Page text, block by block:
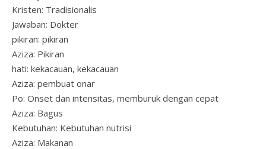
Kristen: Tradisionalis
Jawaban: Dokter
pikiran: pikiran
Aziza: Pikiran
hati: kekacauan, kekacauan
Aziza: pembuat onar
Po: Onset dan intensitas, memburuk dengan cepat
Aziza: Bagus
Kebutuhan: Kebutuhan nutrisi
Aziza: Makanan